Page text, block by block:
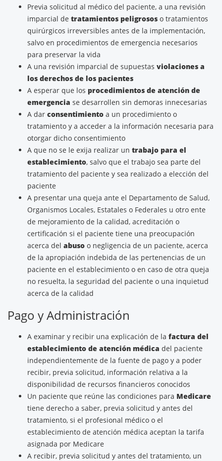
Previa solicitud al médico del paciente, a una revisión
imparcial de tratamientos peligrosos o tratamientos
quirúrgicos irreversibles antes de la implementación,
salvo en procedimientos de emergencia necesarios
para preservar la vida
A una revisión imparcial de supuestas violaciones a
los derechos de los pacientes
A esperar que los procedimientos de atención de
emergencia se desarrollen sin demoras innecesarias
A dar consentimiento a un procedimiento o
tratamiento y a acceder a la información necesaria para
otorgar dicho consentimiento
A que no se le exija realizar un trabajo para el
establecimiento, salvo que el trabajo sea parte del
tratamiento del paciente y sea realizado a elección del
paciente
A presentar una queja ante el Departamento de Salud,
Organismos Locales, Estatales o Federales u otro ente
de mejoramiento de la calidad, acreditación o
certificación si el paciente tiene una preocupación
acerca del abuso o negligencia de un paciente, acerca
de la apropiación indebida de las pertenencias de un
paciente en el establecimiento o en caso de otra queja
no resuelta, la seguridad del paciente o una inquietud
acerca de la calidad
Pago y Administración
A examinar y recibir una explicación de la factura del
establecimiento de atención médica del paciente
independientemente de la fuente de pago y a poder
recibir, previa solicitud, información relativa a la
disponibilidad de recursos financieros conocidos
Un paciente que reúne las condiciones para Medicare
tiene derecho a saber, previa solicitud y antes del
tratamiento, si el profesional médico o el
establecimiento de atención médica aceptan la tarifa
asignada por Medicare
A recibir, previa solicitud y antes del tratamiento, un